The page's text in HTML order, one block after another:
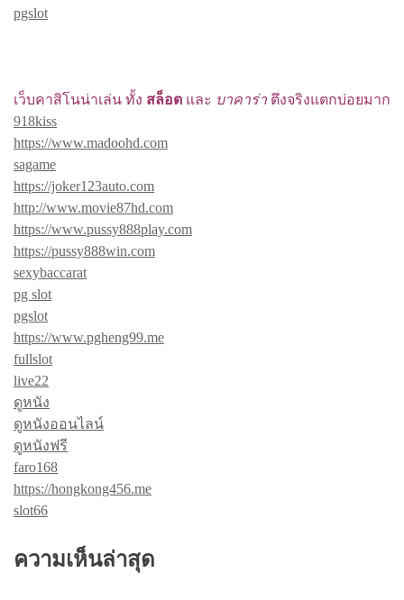
pgslot
เว็บคาสิโนน่าเล่น ทั้ง สล็อต และ บาคาร่า ตึงจริงแตกบ่อยมาก
918kiss
https://www.madoohd.com
sagame
https://joker123auto.com
http://www.movie87hd.com
https://www.pussy888play.com
https://pussy888win.com
sexybaccarat
pg slot
pgslot
https://www.pgheng99.me
fullslot
live22
ดูหนัง
ดูหนังออนไลน์
ดูหนังฟรี
faro168
https://hongkong456.me
slot66
ความเห็นล่าสุด